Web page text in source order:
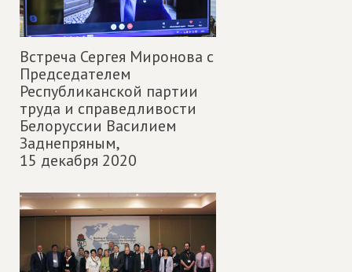
Встреча Сергея Миронова с
Председателем
Республиканской партии
труда и справедливости
Белоруссии Василием
Заднепряным,
15 декабря 2020